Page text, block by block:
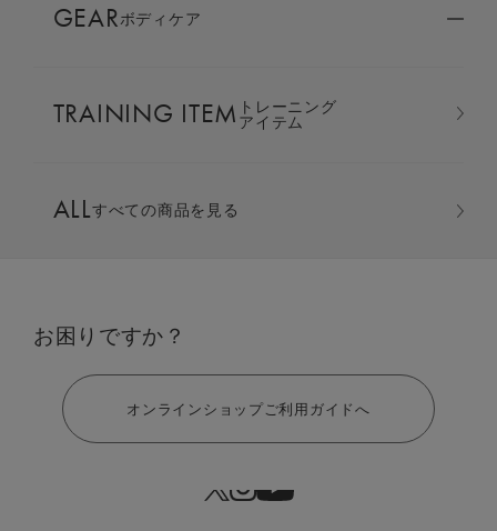
COLUMN
LARGE ORDER ⼤⼝注⽂窓⼝
MULTI EMS
GEARボディケア
TRAINING ITEM トレーニング
アイテム
ALLすべての商品を見る
お困りですか？
オンラインショップご利用ガイドへ
サイズ：M
S M L LL